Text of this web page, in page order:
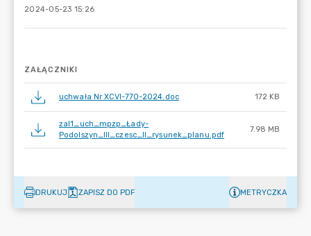
2024-05-23 15:26
ZAŁĄCZNIKI
uchwała Nr XCVI-770-2024.doc 172 KB
zal1_uch_mpzp_Łady-
Podolszyn_III_czesc_II_rysunek_planu.pdf
7.98 MB
DRUKUJ ZAPISZ DO PDF METRYCZKA